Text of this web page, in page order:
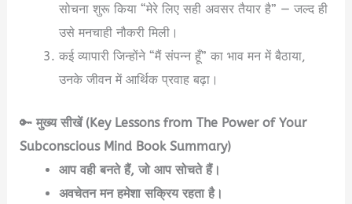
सोचना शुरू किया “मेरे लिए सही अवसर तैयार है” — जल्द ही
उसे मनचाही नौकरी मिली।
कई व्यापारी जिन्होंने “मैं संपन्न हूँ” का भाव मन में बैठाया,
उनके जीवन में आर्थिक प्रवाह बढ़ा।
🔑 मुख्य सीखें (Key Lessons from The Power of Your
Subconscious Mind Book Summary)
आप वही बनते हैं, जो आप सोचते हैं।
अवचेतन मन हमेशा सक्रिय रहता है।